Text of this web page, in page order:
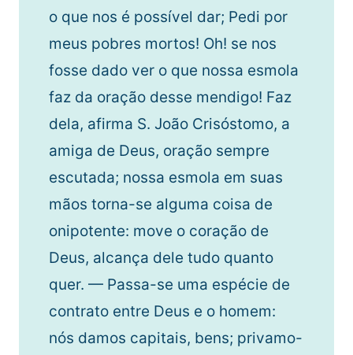
o que nos é possível dar; Pedi por
meus pobres mortos! Oh! se nos
fosse dado ver o que nossa esmola
faz da oração desse mendigo! Faz
dela, afirma S. João Crisóstomo, a
amiga de Deus, oração sempre
escutada; nossa esmola em suas
mãos torna-se alguma coisa de
onipotente: move o coração de
Deus, alcança dele tudo quanto
quer. — Passa-se uma espécie de
contrato entre Deus e o homem:
nós damos capitais, bens; privamo-